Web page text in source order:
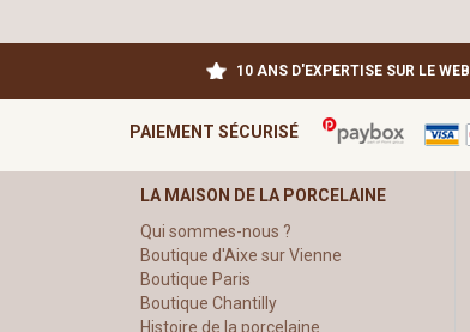
10 ANS D'EXPERTISE SUR LE WEB
PAIEMENT SÉCURISÉ
LA MAISON DE LA PORCELAINE
Qui sommes-nous ?
Boutique d'Aixe sur Vienne
Boutique Paris
Boutique Chantilly
Histoire de la porcelaine